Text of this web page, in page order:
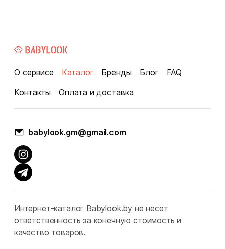
О сервисе Каталог Бренды Блог
FAQ
Контакты
Оплата и доставка
babylook.gm@gmail.com
Интернет-каталог Babylook.by не несет
ответственность за конечную стоимость и
качество товаров.